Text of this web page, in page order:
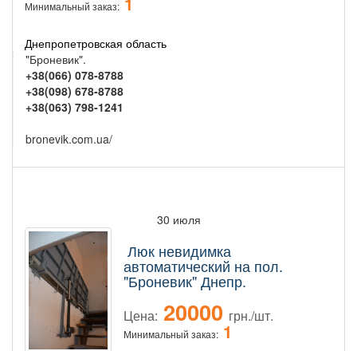
Минимальный заказ:
Днепропетровская область
"Броневик".
+38(066) 078-8788
+38(098) 678-8788
+38(063) 798-1241
bronevik.com.ua/
30 июля
Люк невидимка
автоматический на пол.
"Броневик" Днепр.
Цена: 20000 грн./шт.
Минимальный заказ: 1